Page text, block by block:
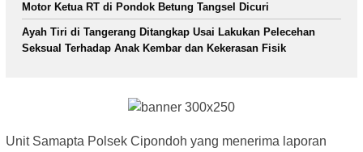
Motor Ketua RT di Pondok Betung Tangsel Dicuri
Ayah Tiri di Tangerang Ditangkap Usai Lakukan Pelecehan
Seksual Terhadap Anak Kembar dan Kekerasan Fisik
Unit Samapta Polsek Cipondoh yang menerima laporan